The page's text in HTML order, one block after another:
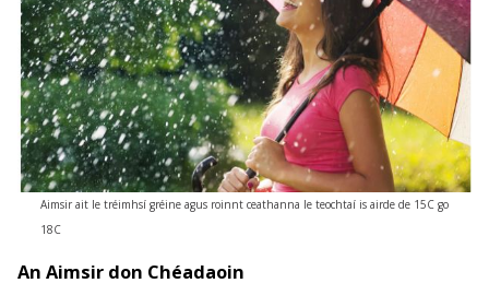
Aimsir ait le tréimhsí gréine agus roinnt ceathanna le teochtaí is airde de 15C go
18C
An Aimsir don Chéadaoin